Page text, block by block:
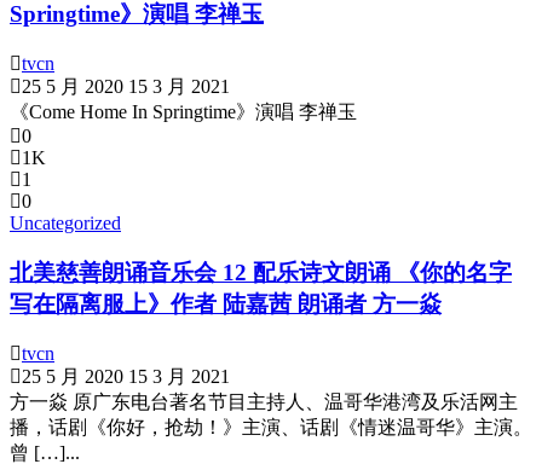
Springtime》演唱 李禅玉
tvcn
25 5 月 2020 15 3 月 2021
《Come Home In Springtime》演唱 李禅玉
0
1K
1
0
Uncategorized
北美慈善朗诵音乐会 12 配乐诗文朗诵 《你的名字
写在隔离服上》作者 陆嘉茜 朗诵者 方一焱
tvcn
25 5 月 2020 15 3 月 2021
方一焱 原广东电台著名节目主持人、温哥华港湾及乐活网主
播，话剧《你好，抢劫！》主演、话剧《情迷温哥华》主演。
曾 […]...